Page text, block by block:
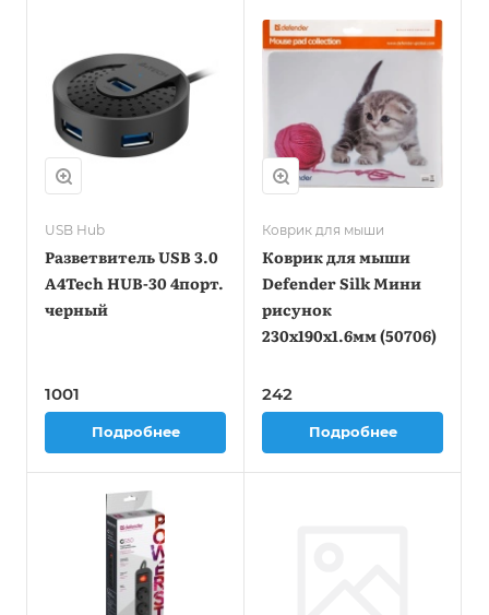
USB Hub
Разветвитель USB 3.0
A4Tech HUB-30 4порт.
черный
1001
Подробнее
Коврик для мыши
Коврик для мыши
Defender Silk Мини
рисунок
230x190x1.6мм (50706)
242
Подробнее